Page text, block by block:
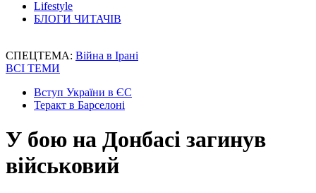
Lifestyle
БЛОГИ ЧИТАЧІВ
СПЕЦТЕМА: Війна в Ірані
ВСІ ТЕМИ
Вступ України в ЄС
Теракт в Барселоні
У бою на Донбасі загинув
військовий